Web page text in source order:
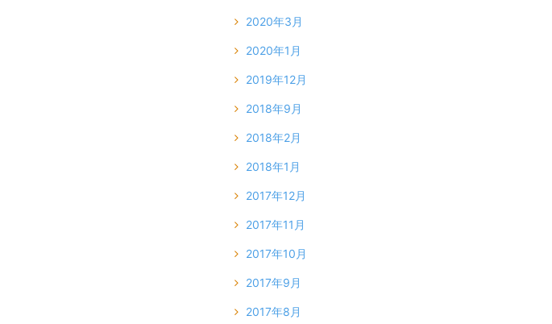
2020年3月
2020年1月
2019年12月
2018年9月
2018年2月
2018年1月
2017年12月
2017年11月
2017年10月
2017年9月
2017年8月